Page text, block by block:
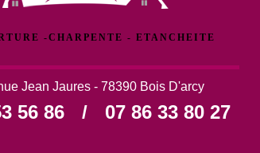
-CHARPENTE - ETANCHEITE
Jean Jaures - 78390 Bois D'arcy
56 86 / 07 86 33 80 27